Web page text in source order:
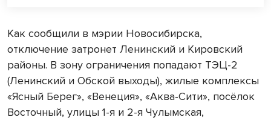
Как сообщили в мэрии Новосибирска,
отключение затронет Ленинский и Кировский
районы. В зону ограничения попадают ТЭЦ-2
(Ленинский и Обской выходы), жилые комплексы
«Ясный Берег», «Венеция», «Аква-Сити», посёлок
Восточный, улицы 1-я и 2-я Чулымская,